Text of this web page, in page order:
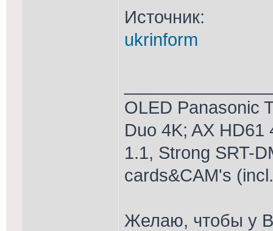
Источник:
ukrinform
OLED Panasonic
Duo 4K; AX HD61
1.1, Strong SRT-
cards&CAM's
Желаю, чтобы у